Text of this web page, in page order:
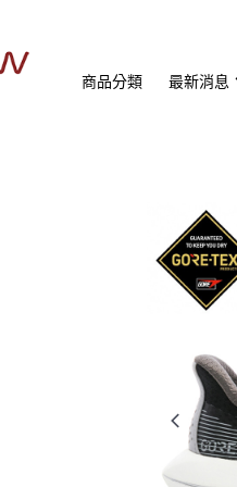
商品分類 最新消息